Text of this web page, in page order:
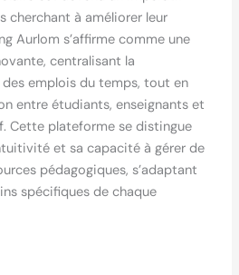
cherchant à améliorer leur
Aurlom s’affirme comme une
centralisant la
emplois du temps, tout en
entre étudiants, enseignants et
Cette plateforme se distingue
et sa capacité à gérer de
pédagogiques, s’adaptant
spécifiques de chaque